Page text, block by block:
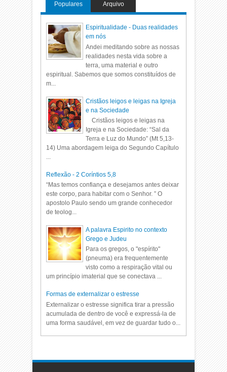
Populares Arquivo
Espiritualidade - Duas realidades
em nós
Andei meditando sobre as nossas
realidades nesta vida sobre a
terra, uma material e outro
espiritual. Sabemos que somos constituídos de
m...
Cristãos leigos e leigas na Igreja
e na Sociedade
Cristãos leigos e leigas na
Igreja e na Sociedade: “Sal da
Terra e Luz do Mundo” (Mt 5,13-
14) Uma abordagem leiga do Segundo Capítulo
...
Reflexão - 2 Coríntios 5,8
“Mas temos confiança e desejamos antes deixar
este corpo, para habitar com o Senhor. ” O
apostolo Paulo sendo um grande conhecedor
de teolog...
A palavra Espirito no contexto
Grego e Judeu
Para os gregos, o "espírito"
(pneuma) era frequentemente
visto como a respiração vital ou
um princípio imaterial que se conectava ...
Formas de externalizar o estresse
Externalizar o estresse significa tirar a pressão
acumulada de dentro de você e expressá-la de
uma forma saudável, em vez de guardar tudo o...